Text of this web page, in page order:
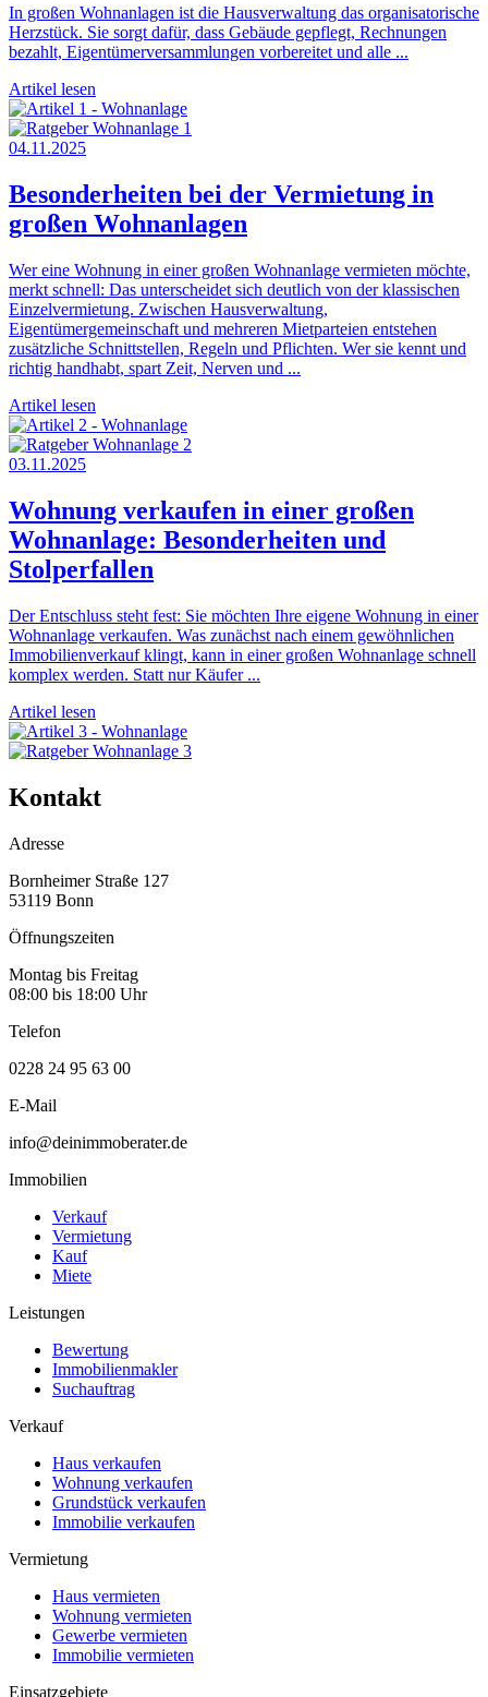
In großen Wohnanlagen ist die Hausverwaltung das organisatorische
Herzstück. Sie sorgt dafür, dass Gebäude gepflegt, Rechnungen
bezahlt, Eigentümerversammlungen vorbereitet und alle ...
Artikel lesen
04.11.2025
Besonderheiten bei der Vermietung in
großen Wohnanlagen
Wer eine Wohnung in einer großen Wohnanlage vermieten möchte,
merkt schnell: Das unterscheidet sich deutlich von der klassischen
Einzelvermietung. Zwischen Hausverwaltung,
Eigentümergemeinschaft und mehreren Mietparteien entstehen
zusätzliche Schnittstellen, Regeln und Pflichten. Wer sie kennt und
richtig handhabt, spart Zeit, Nerven und ...
Artikel lesen
03.11.2025
Wohnung verkaufen in einer großen
Wohnanlage: Besonderheiten und
Stolperfallen
Der Entschluss steht fest: Sie möchten Ihre eigene Wohnung in einer
Wohnanlage verkaufen. Was zunächst nach einem gewöhnlichen
Immobilienverkauf klingt, kann in einer großen Wohnanlage schnell
komplex werden. Statt nur Käufer ...
Artikel lesen
Kontakt
Adresse
Bornheimer Straße 127
53119 Bonn
Öffnungszeiten
Montag bis Freitag
08:00 bis 18:00 Uhr
Telefon
0228 24 95 63 00
E-Mail
info@deinimmoberater.de
Immobilien
Verkauf
Vermietung
Kauf
Miete
Leistungen
Bewertung
Immobilienmakler
Suchauftrag
Verkauf
Haus verkaufen
Wohnung verkaufen
Grundstück verkaufen
Immobilie verkaufen
Vermietung
Haus vermieten
Wohnung vermieten
Gewerbe vermieten
Immobilie vermieten
Einsatzgebiete